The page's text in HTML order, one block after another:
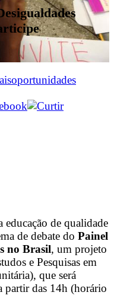
oportunidades
de qualidade
de debate do Painel
no Brasil, um projeto
e Pesquisas em
que será
partir das 14h (horário